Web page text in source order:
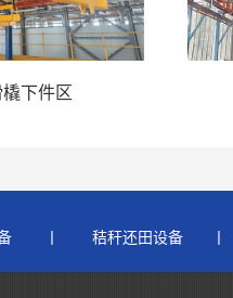
下件区
秸秆还田设备 丨